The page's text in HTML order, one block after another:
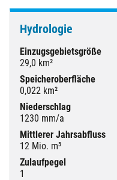
Hydrologie
Einzugsgebietsgröße
29,0 km²
Speicheroberfläche
0,022 km²
Niederschlag
1230 mm/a
Mittlerer Jahrsabfluss
12 Mio. m³
Zulaufpegel
1